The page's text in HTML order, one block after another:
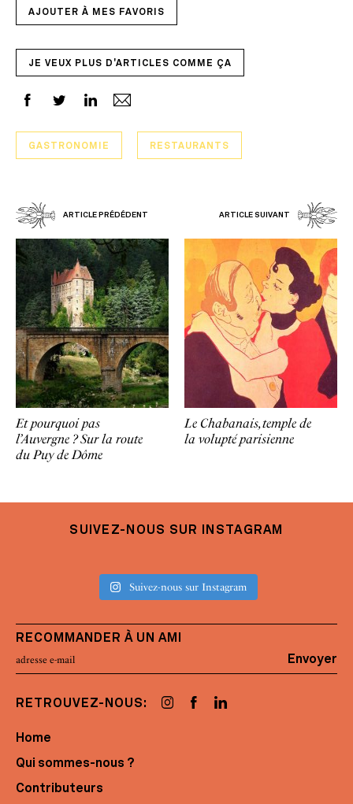
AJOUTER À MES FAVORIS
JE VEUX PLUS D'ARTICLES COMME ÇA
GASTRONOMIE RESTAURANTS
ARTICLE PRÉDÉDENT ARTICLE SUIVANT
Et pourquoi pas
l’Auvergne ? Sur la route
du Puy de Dôme
Le Chabanais, temple de
la volupté parisienne
SUIVEZ-NOUS SUR INSTAGRAM
Suivez-nous sur Instagram
RECOMMANDER À UN AMI
Envoyer
RETROUVEZ-NOUS:
Home
Qui sommes-nous ?
Contributeurs